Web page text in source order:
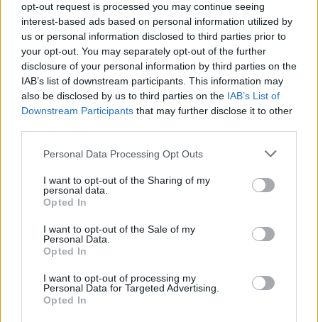
opt-out request is processed you may continue seeing
interest-based ads based on personal information utilized by
us or personal information disclosed to third parties prior to
your opt-out. You may separately opt-out of the further
disclosure of your personal information by third parties on the
IAB’s list of downstream participants. This information may
also be disclosed by us to third parties on the IAB’s List of
Downstream Participants that may further disclose it to other
Please note that this website/app uses one or more Google
not limited to your visit or usage behaviour. You may click to
grant or deny consent to Google and its third-party tags to
use your data for below specified purposes in below Google
consent section.
Personal Data Processing Opt Outs
I want to opt-out of the Sharing of my
personal data.
Opted In
I want to opt-out of the Sale of my
Personal Data.
Opted In
I want to opt-out of processing my
Personal Data for Targeted Advertising.
Opted In
Oszd meg ezt a posztot:
WhatsappRedditShare
via